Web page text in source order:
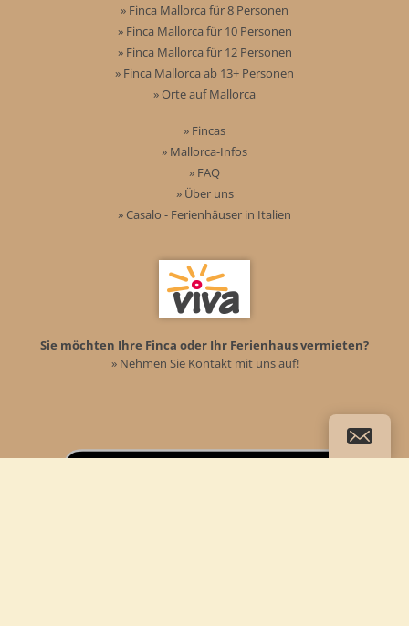
» Finca Mallorca für 8 Personen
» Finca Mallorca für 10 Personen
» Finca Mallorca für 12 Personen
» Finca Mallorca ab 13+ Personen
» Orte auf Mallorca
» Fincas
» Mallorca-Infos
» FAQ
» Über uns
» Casalo - Ferienhäuser in Italien
Sie möchten Ihre Finca oder Ihr Ferienhaus vermieten?
» Nehmen Sie Kontakt mit uns auf!